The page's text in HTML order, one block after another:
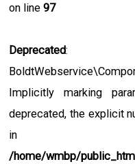
on line97
Deprecated:
Implicitly marking
deprecated, the explicit
in
/home/wmbp/